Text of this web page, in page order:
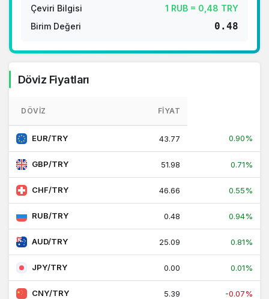
Çeviri Bilgisi
1 RUB = 0,48 TRY
Birim Değeri
0.48
Döviz Fiyatları
DÖVIZ FIYAT
EUR/TRY 43.77 0.90%
GBP/TRY 51.98 0.71%
CHF/TRY 46.66 0.55%
RUB/TRY 0.48 0.94%
AUD/TRY 25.09 0.81%
JPY/TRY 0.00 0.01%
CNY/TRY 5.39 -0.07%